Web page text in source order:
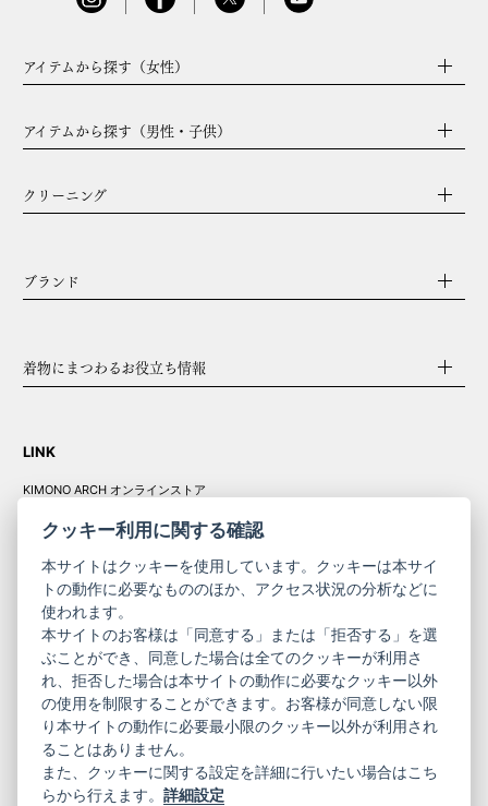
アイテムから探す（女性）
アイテムから探す（男性・子供）
クリーニング
ブランド
着物にまつわるお役立ち情報
LINK
KIMONO ARCH オンラインストア
コーポレート
サイト
きものやまと振
袖
サイト
ニュースレター
ご利用案内
お問い合わせ
プライバシーポリシー
特定商取引法に基づく表記
ご利用規約
クッキー利用に関する確認
本サイトはクッキーを使用しています。クッキーは本サイ
トの動作に必要なもののほか、アクセス状況の分析などに
使われます。
本サイトのお客様は「同意する」または「拒否する」を選
ぶことができ、同意した場合は全てのクッキーが利用さ
れ、拒否した場合は本サイトの動作に必要なクッキー以外
の使用を制限することができます。お客様が同意しない限
り本サイトの動作に必要最小限のクッキー以外が利用され
ることはありません。
また、クッキーに関する設定を詳細に行いたい場合はこち
らから行えます。詳細設定